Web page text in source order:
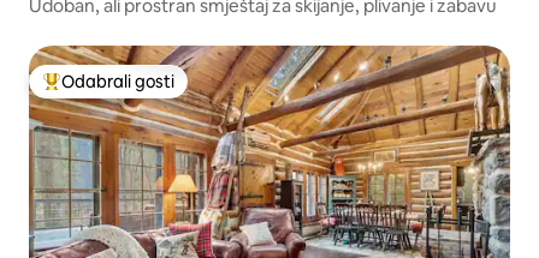
Udoban, ali prostran smještaj za skijanje, plivanje i zabavu
Među najviše rangiranima s oznakom „Odabrali gosti”
Odabrali gosti